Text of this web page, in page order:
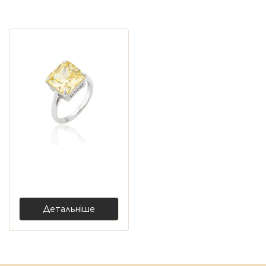
Монументальність та
Унікальність кожної лінії: Велика, масивна
вставка розміром близько 40 × 35 мм має
неповторний візерунок шарів. Другої такої
каблучки не існує у всьому світі.
Шляхетне обрамлення: Лаконічна оправа зі
розкриває всю глибину та чарівність природних
малюнків агату, що заворожують при кожному
русі руки.
Детальніше